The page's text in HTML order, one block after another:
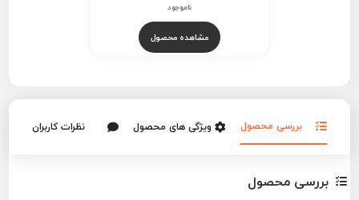
ناموجود
مشاهده محصول
بررسی محصول ویژگی های محصول نظرات کاربران
بررسی محصول